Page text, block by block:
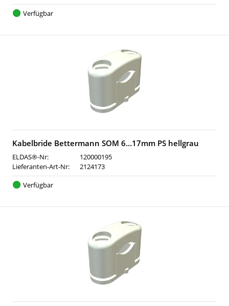
Verfügbar
Kabelbride Bettermann SOM 6…17mm PS hellgrau
ELDAS®-Nr:
120000195
Lieferanten-Art-Nr:
2124173
Verfügbar